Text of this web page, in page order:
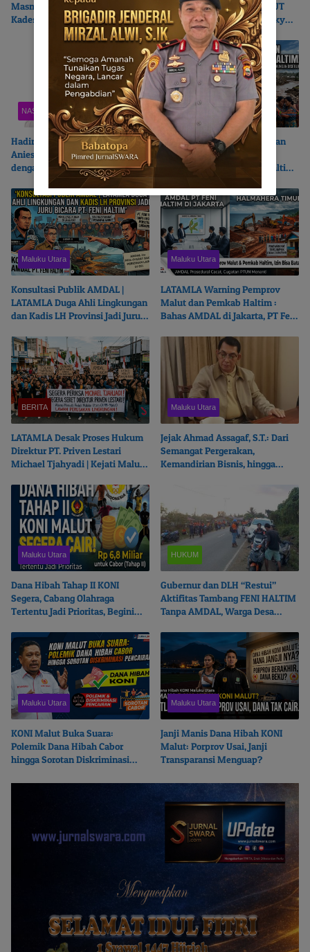
Masmina : Mengapa Nasib
Kades Desa Ditentukan di Meja
‘Selingkuh’? | SEMMI MALUT
Ancam Polisikan Sekda Ricky
Chairul Richfat
NASIONAL
Hadir di Pelantikan PB HIKMU |
Anies Baswedan Terikat Batin
dengan Bumi Moloku Kie Raha
Maluku Utara
Beroperasi Tanpa AMDAL dan
Cemari Sungai Kukuba,
LATAMLA Desak PT Feni Haltim
Maluku Utara
Konsultasi Publik AMDAL |
LATAMLA Duga Ahli Lingkungan
dan Kadis LH Provinsi Jadi Juru
Maluku Utara
LATAMLA Warning Pemprov
Malut dan Pemkab Haltim :
Bahas AMDAL di Jakarta, PT Feni
BERITA
LATAMLA Desak Proses Hukum
Direktur PT. Priven Lestari
Michael Tjahyadi | Kejati Malut
Maluku Utara
Jejak Ahmad Assagaf, S.T.: Dari
Semangat Pergerakan,
Kemandirian Bisnis, hingga
Maluku Utara
Dana Hibah Tahap II KONI
Segera, Cabang Olahraga
Tertentu Jadi Prioritas, Begini
HUKUM
Gubernur dan DLH “Restui”
Aktifitas Tambang FENI HALTIM
Tanpa AMDAL, Warga Desa
Maluku Utara
KONI Malut Buka Suara:
Polemik Dana Hibah Cabor
hingga Sorotan Diskriminasi
Maluku Utara
Janji Manis Dana Hibah KONI
Malut: Porprov Usai, Janji
Transparansi Menguap?